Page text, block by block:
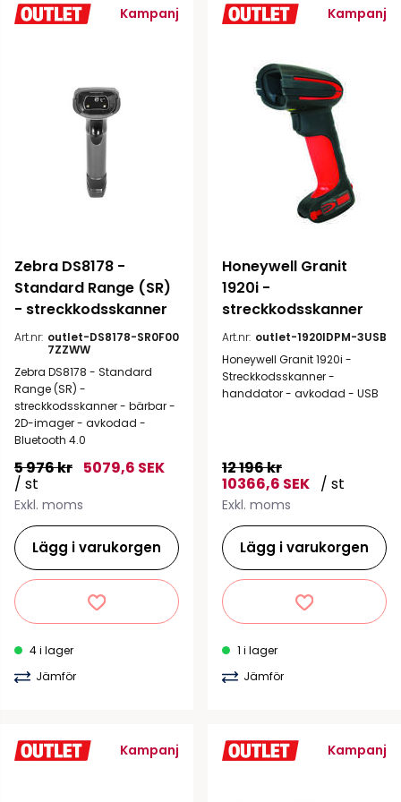
Kampanj
Zebra DS8178 -
Standard Range (SR)
- streckkodsskanner
Art.nr: outlet-DS8178-SR0F00
7ZZWW
Zebra DS8178 - Standard
Range (SR) -
streckkodsskanner - bärbar -
2D-imager - avkodad -
Bluetooth 4.0
5 976 kr 5079,6 SEK
/ st
Exkl. moms
Lägg i varukorgen
4 i lager
Jämför
Kampanj
Honeywell Granit
1920i -
streckkodsskanner
Art.nr: outlet-1920IDPM-3USB
Honeywell Granit 1920i -
Streckkodsskanner -
handdator - avkodad - USB
12 196 kr
10366,6 SEK / st
Exkl. moms
Lägg i varukorgen
1 i lager
Jämför
Kampanj Kampanj